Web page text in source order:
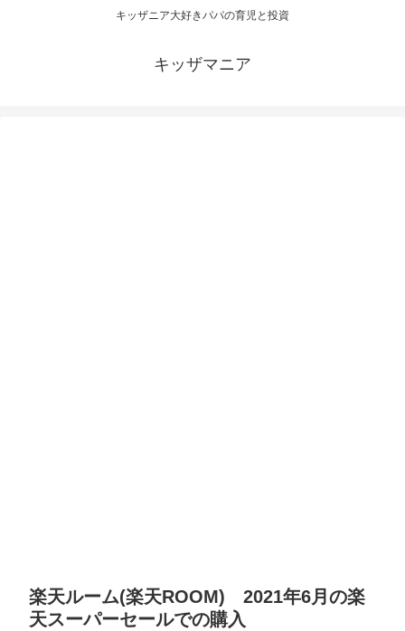
キッザニア大好きパパの育児と投資
キッザマニア
楽天ルーム(楽天ROOM) 2021年6月の楽
天スーパーセールでの購入